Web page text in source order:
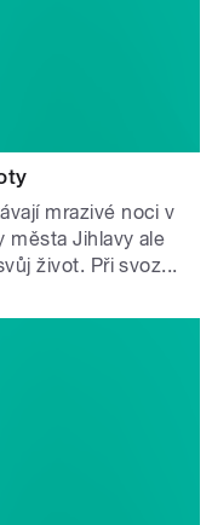
mrazivé noci v
města Jihlavy ale
život. Při svoz...